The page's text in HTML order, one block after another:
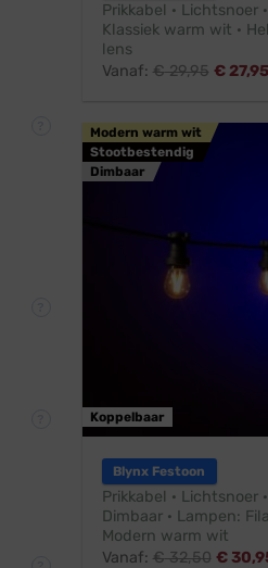
Prikkabel · Lichtsnoer
Klassiek warm wit ·
lens
Vanaf: €29,95 €27,95
Modern warm wit
Stootbestendig
Dimbaar
Koppelbaar
Blynx Festoon
Prikkabel · Lichtsnoer
Dimbaar · Lampen:
Modern warm wit
Vanaf: €32,50 €